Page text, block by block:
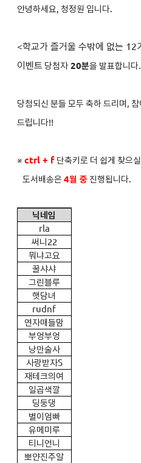
안녕하세요, 청정원 입니다.
<학교가 즐거울 수밖에 없는 12
이벤트 당첨자 20분을 발표합니다.
당첨되신 분들 모두 축하 드리며,
드립니다!!
※ ctrl + f 단축키로 더 쉽게 찾으
도서배송은 4월 중 진행됩니다.
닉네임
rla
써니22
뭐냐고요
꿀샤샤
그린블루
햇담녀
rudnf
연자매들맘
부엉부엉
낭만술사
사랑받자S
재테크의여
일곱색깔
딩둥댕
별이엄빠
유메미루
티니언니
뽀얀진주알